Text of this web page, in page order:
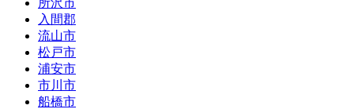
入間郡
流山市
松戸市
浦安市
市川市
船橋市